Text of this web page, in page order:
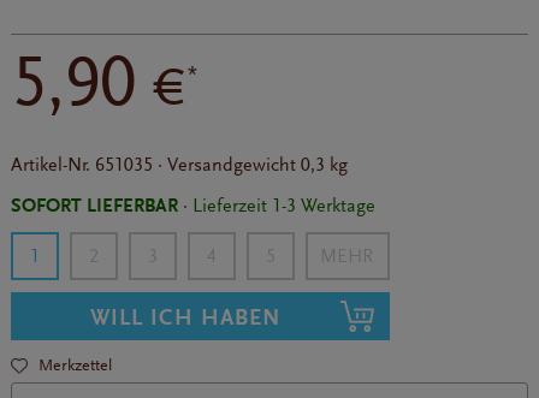
5,90€*
Artikel-Nr. 651035 · Versandgewicht 0,3 kg
SOFORT LIEFERBAR· Lieferzeit 1-3 Werktage
1 2 3 4 5
WILL ICH HABEN
Merkzettel